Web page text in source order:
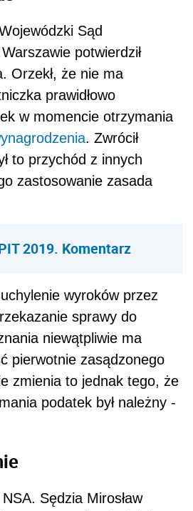
Sąd
potwierdził
Orzekł, że nie ma
prawidłowo
w momencie otrzymania
. Zwrócił
to przychód z innych
zastosowanie zasada
2019. Komentarz
wyroków przez
sprawy do
niewątpliwie ma
pierwotnie zasądzonego
zmienia to jednak tego, że
podatek był należny -
Sędzia Mirosław